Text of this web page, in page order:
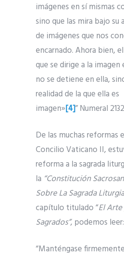
imágenes en sí mismas
sino que las mira bajo
de imágenes que nos
encarnado. Ahora bien,
que se dirige a la
no se detiene en ella,
realidad de la que ella es
imagen»[4]” Numeral
De las muchas reformas
Concilio Vaticano II,
reforma a la sagrada
la “Constitución
Sobre La Sagrada
capítulo titulado “El
Sagrados”, podemos leer:
“Manténgase